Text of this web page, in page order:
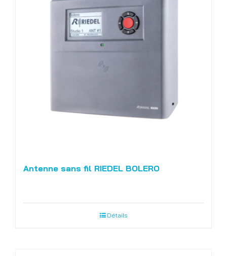
Antenne sans fil RIEDEL BOLERO
Détails